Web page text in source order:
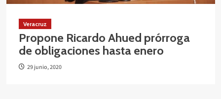
Veracruz
Propone Ricardo Ahued prórroga
de obligaciones hasta enero
29 junio, 2020